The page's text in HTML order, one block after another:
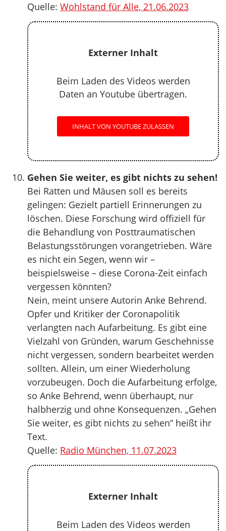
Quelle: Wohlstand für Alle, 21.06.2023
Externer Inhalt
Beim Laden des Videos werden
Daten an Youtube übertragen.
INHALT VON YOUTUBE ZULASSEN
Gehen Sie weiter, es gibt nichts zu sehen!
Bei Ratten und Mäusen soll es bereits
gelingen: Gezielt partiell Erinnerungen zu
löschen. Diese Forschung wird offiziell für
die Behandlung von Posttraumatischen
Belastungsstörungen vorangetrieben. Wäre
es nicht ein Segen, wenn wir –
beispielsweise – diese Corona-Zeit einfach
vergessen könnten?
Nein, meint unsere Autorin Anke Behrend.
Opfer und Kritiker der Coronapolitik
verlangten nach Aufarbeitung. Es gibt eine
Vielzahl von Gründen, warum Geschehnisse
nicht vergessen, sondern bearbeitet werden
sollten. Allein, um einer Wiederholung
vorzubeugen. Doch die Aufarbeitung erfolge,
so Anke Behrend, wenn überhaupt, nur
halbherzig und ohne Konsequenzen. „Gehen
Sie weiter, es gibt nichts zu sehen“ heißt ihr
Text.
Quelle: Radio München, 11.07.2023
Externer Inhalt
Beim Laden des Videos werden